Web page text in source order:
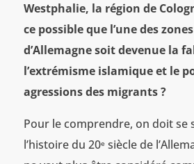
Westphalie, la région de
ce possible que l’une des
d’Allemagne soit devenue la
l’extrémisme islamique et le
agressions des migrants ?
Pour le comprendre, on doit se
l’histoire du 20esiècle de